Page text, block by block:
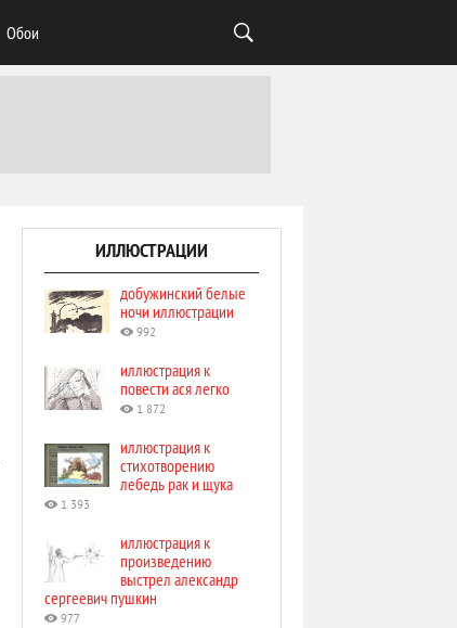
Обои
ИЛЛЮСТРАЦИИ
добужинский белые
ночи иллюстрации
992
иллюстрация к
повести ася легко
1 872
иллюстрация к
стихотворению
лебедь рак и щука
1 393
иллюстрация к
произведению
выстрел александр
сергеевич пушкин
977